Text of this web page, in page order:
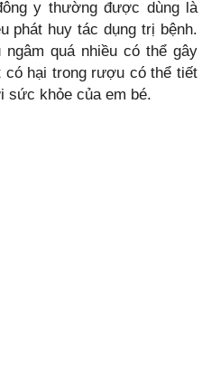
y thường được dùng là
phát huy tác dụng trị bệnh.
quá nhiều có thể gây
hại trong rượu có thể tiết
sức khỏe của em bé.